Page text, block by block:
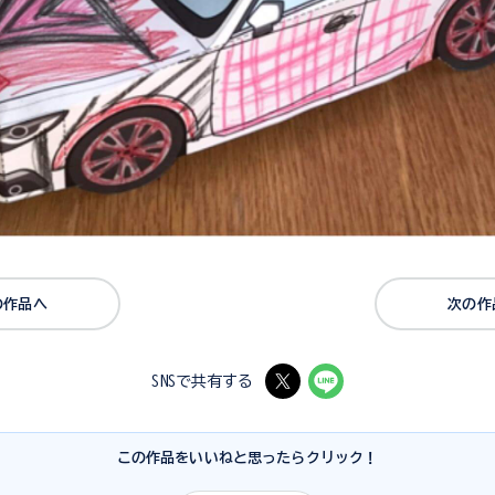
作品へ 次の作
SNSで共有する
この作品をいいねと思ったらクリック！